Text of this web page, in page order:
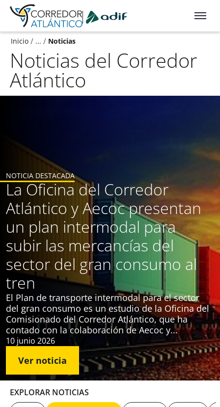
Ir a contenido principal
Inicio / ... / Noticias
Noticias del Corredor
Atlántico
NOTICIA DESTACADA
La Oficina del Corredor
Atlántico y Aecoc presentan
un plan intermodal para
subir las mercancías del
sector del gran consumo al
tren
El Plan de transporte intermodal para el sector
del gran consumo es un estudio de la Oficina del
Comisionado del Corredor Atlántico, que ha
contado con la colaboración de Aecoc y...
10 junio 2026
Ver noticia
EXPLORAR NOTICIAS